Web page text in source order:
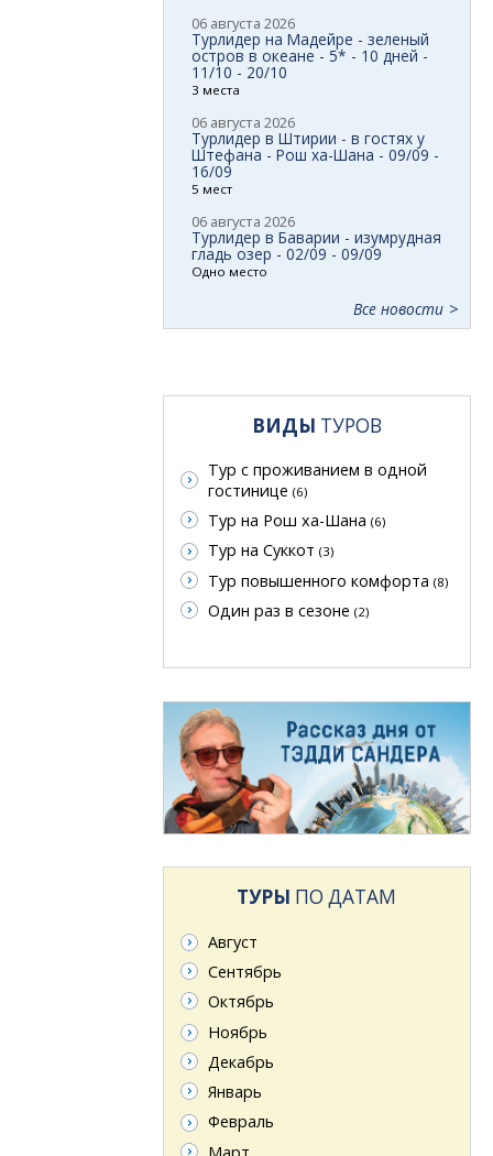
06 августа 2026
Турлидер на Мадейре - зеленый
остров в океане - 5* - 10 дней -
11/10 - 20/10
3 места
06 августа 2026
Турлидер в Штирии - в гостях у
Штефана - Рош ха-Шана - 09/09 -
16/09
5 мест
06 августа 2026
Турлидер в Баварии - изумрудная
гладь озер - 02/09 - 09/09
Одно место
Все новости
ВИДЫ ТУРОВ
Тур с проживанием в одной
гостинице (6)
Тур на Рош ха-Шана (6)
Тур на Суккот (3)
Тур повышенного комфорта (8)
Один раз в сезоне (2)
ТУРЫ ПО ДАТАМ
Август
Сентябрь
Октябрь
Ноябрь
Декабрь
Январь
Февраль